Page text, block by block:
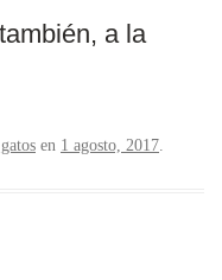
a la
en 1 agosto, 2017.